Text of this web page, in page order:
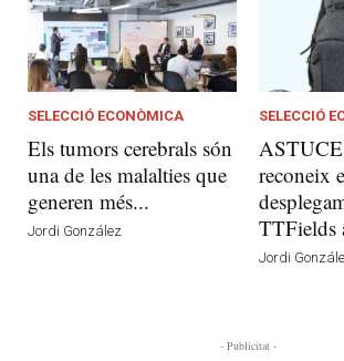
SELECCIÓ ECONÒMICA
Els tumors cerebrals són
una de les malalties que
generen més...
Jordi González
SELECCIÓ
reconeix
TTFields
Jordi
- Publicitat -